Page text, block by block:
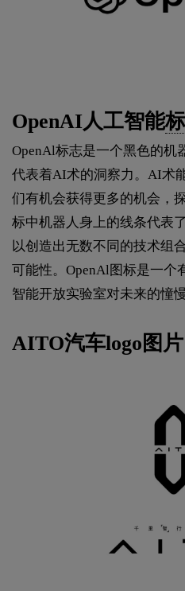
OpenAI人工智能
OpenAl标志是一个黑色的机
代表着AI术的洞察力。AI术
们有机会获得更多的机会，
标中机器人身上的线条代表
以创造出无数不同的技术组
可能性。OpenAl图标是一个
智能开放实验室对未来的憧
AITO汽车logo图片